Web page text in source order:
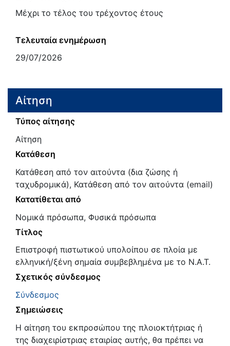
Μέχρι το τέλος του τρέχοντος έτους
Τελευταία ενημέρωση
29/07/2026
Αίτηση
Τύπος αίτησης
Αίτηση
Κατάθεση
Κατάθεση από τον αιτούντα (δια ζώσης ή
ταχυδρομικά), Κατάθεση από τον αιτούντα (email)
Κατατίθεται από
Νομικά πρόσωπα, Φυσικά πρόσωπα
Τίτλος
Επιστροφή πιστωτικού υπολοίπου σε πλοία με
ελληνική/ξένη σημαία συμβεβλημένα με το Ν.Α.Τ.
Σχετικός σύνδεσμος
Σύνδεσμος
Σημειώσεις
Η αίτηση του εκπροσώπου της πλοιοκτήτριας ή
της διαχειρίστριας εταιρίας αυτής, θα πρέπει να